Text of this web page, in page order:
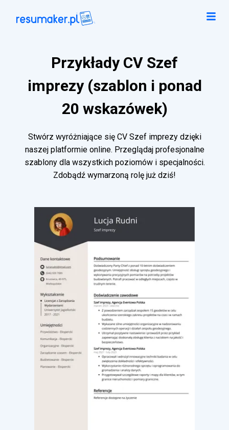
Przykłady CV Szef
imprezy (szablon i ponad
20 wskazówek)
Stwórz wyróżniające się CV Szef imprezy dzięki
naszej platformie online. Przeglądaj profesjonalne
szablony dla wszystkich poziomów i specjalności.
Zdobądź wymarzoną rolę już dziś!